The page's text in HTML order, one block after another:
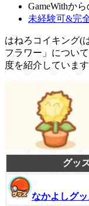
GameWithか
未経験可&完
はねろコイキング(
フラワー」につい
度を紹介しています
グッ
なかよしグ